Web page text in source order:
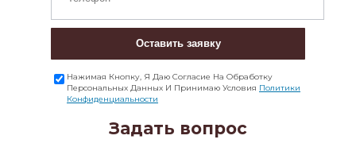
Оставить заявку
Нажимая Кнопку, Я Даю Согласие На Обработку
Персональных Данных И Принимаю Условия Политики
Конфиденциальности
Задать вопрос